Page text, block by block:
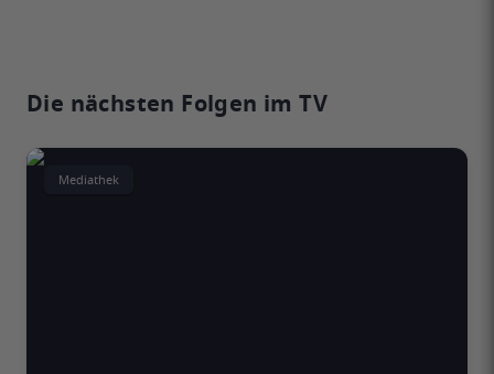
Die nächsten Folgen im TV
Mediathek